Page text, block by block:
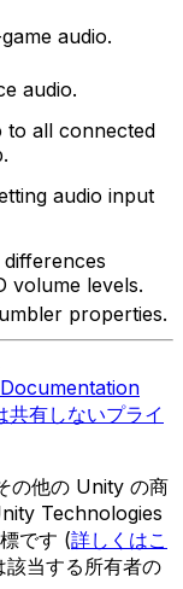
audio.
audio.
to all connected
audio input
volume levels.
properties.
Documentation
共有しないプライ
の他の Unity の商
Technologies
です (詳しくはこ
当する所有者の